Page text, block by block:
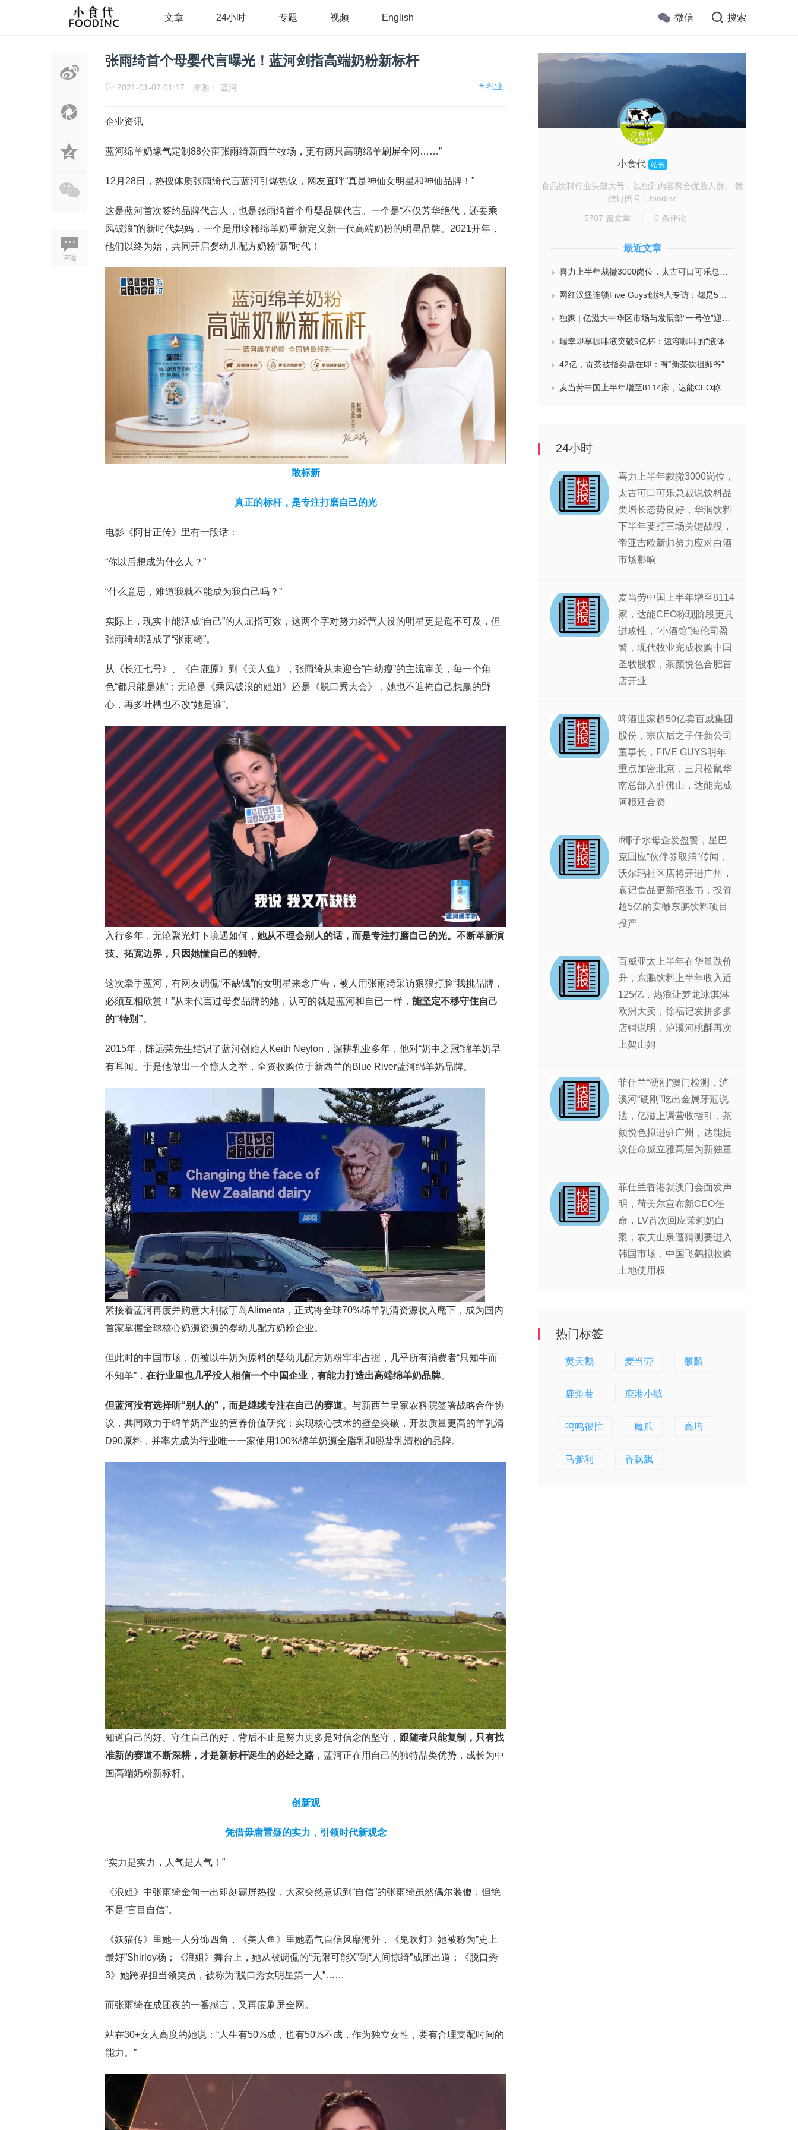
文章 24小时 专题 视频 English 微信 搜索
评论
张雨绮首个母婴代言曝光！蓝河剑指高端奶粉新标杆
# 乳业
2021-01-02 01:17 来源： 蓝河
企业资讯
蓝河绵羊奶壕气定制88公亩张雨绮新西兰牧场，更有两只高萌绵羊刷屏全网……”
12月28日，热搜体质张雨绮代言蓝河引爆热议，网友直呼“真是神仙女明星和神仙品牌！”
这是蓝河首次签约品牌代言人，也是张雨绮首个母婴品牌代言。一个是“不仅芳华绝代，还要乘
风破浪”的新时代妈妈，一个是用珍稀绵羊奶重新定义新一代高端奶粉的明星品牌。2021开年，
他们以终为始，共同开启婴幼儿配方奶粉“新”时代！
敢标新
真正的标杆，是专注打磨自己的光
电影《阿甘正传》里有一段话：
“你以后想成为什么人？”
“什么意思，难道我就不能成为我自己吗？”
实际上，现实中能活成“自己”的人屈指可数，这两个字对努力经营人设的明星更是遥不可及，但
张雨绮却活成了“张雨绮”。
从《长江七号》、《白鹿原》到《美人鱼》，张雨绮从未迎合“白幼瘦”的主流审美，每一个角
色“都只能是她”；无论是《乘风破浪的姐姐》还是《脱口秀大会》，她也不遮掩自己想赢的野
心，再多吐槽也不改“她是谁”。
入行多年，无论聚光灯下境遇如何， 她从不理会别人的话，而是专注打磨自己的光。不断革新演
技、拓宽边界，只因她懂自己的独特。
这次牵手蓝河，有网友调侃“不缺钱”的女明星来念广告，被人用张雨绮采访狠狠打脸“我挑品牌，
必须互相欣赏！”从未代言过母婴品牌的她，认可的就是蓝河和自已一样， 能坚定不移守住自己
的“特别”。
2015年，陈远荣先生结识了蓝河创始人Keith Neylon，深耕乳业多年，他对“奶中之冠”绵羊奶早
有耳闻。于是他做出一个惊人之举，全资收购位于新西兰的Blue River蓝河绵羊奶品牌。
紧接着蓝河再度并购意大利撒丁岛Alimenta，正式将全球70%绵羊乳清资源收入麾下，成为国内
首家掌握全球核心奶源资源的婴幼儿配方奶粉企业。
但此时的中国市场，仍被以牛奶为原料的婴幼儿配方奶粉牢牢占据，几乎所有消费者“只知牛而
不知羊”， 在行业里也几乎没人相信一个中国企业，有能力打造出高端绵羊奶品牌。
但蓝河没有选择听“别人的”，而是继续专注在自己的赛道。与新西兰皇家农科院签署战略合作协
议，共同致力于绵羊奶产业的营养价值研究；实现核心技术的壁垒突破，开发质量更高的羊乳清
D90原料，并率先成为行业唯一一家使用100%绵羊奶源全脂乳和脱盐乳清粉的品牌。
知道自己的好、守住自己的好，背后不止是努力更多是对信念的坚守， 跟随者只能复制，只有找
准新的赛道不断深耕，才是新标杆诞生的必经之路 ，蓝河正在用自己的独特品类优势，成长为中
国高端奶粉新标杆。
创新观
凭借毋庸置疑的实力，引领时代新观念
“实力是实力，人气是人气！”
《浪姐》中张雨绮金句一出即刻霸屏热搜，大家突然意识到“自信”的张雨绮虽然偶尔装傻，但绝
不是“盲目自信”。
《妖猫传》里她一人分饰四角，《美人鱼》里她霸气自信风靡海外，《鬼吹灯》她被称为”史上
最好”Shirley杨；《浪姐》舞台上，她从被调侃的“无限可能X”到“人间惊绮”成团出道；《脱口秀
3》她跨界担当领笑员，被称为“脱口秀女明星第一人”……
而张雨绮在成团夜的一番感言，又再度刷屏全网。
站在30+女人高度的她说：“人生有50%成，也有50%不成，作为独立女性，要有合理支配时间的
能力。”
小食代 站长
食品饮料行业头部大号，以独到内容聚合优质人群。 微
信订阅号：foodinc
5707 篇文章 0 条评论
最近文章
喜力上半年裁撤3000岗位，太古可口可乐总裁说饮料品类增长态势良好，华润饮料下半年要打三场关键战役，帝亚吉欧新帅努力应对白酒市场影响
网红汉堡连锁Five Guys创始人专访：都是5个儿子和妻子在打理，绝不会与麦当劳正面竞争，要公司上市或卖盘的建议不时出现
独家 | 亿滋大中华区市场与发展部“一号位”迎来新变动，曲向明将卸任
瑞幸即享咖啡液突破9亿杯：速溶咖啡的“液体时代”是如何炼成的？
42亿，贡茶被指卖盘在即：有“新茶饮祖师爷”之称，贝恩资本拟接手
麦当劳中国上半年增至8114家，达能CEO称现阶段更具进攻性，“小酒馆”海伦司盈警，现代牧业完成收购中国圣牧股权，茶颜悦色合肥首店开业
24小时
喜力上半年裁撤3000岗位，
太古可口可乐总裁说饮料品
类增长态势良好，华润饮料
下半年要打三场关键战役，
帝亚吉欧新帅努力应对白酒
市场影响
麦当劳中国上半年增至8114
家，达能CEO称现阶段更具
进攻性，“小酒馆”海伦司盈
警，现代牧业完成收购中国
圣牧股权，茶颜悦色合肥首
店开业
啤酒世家超50亿卖百威集团
股份，宗庆后之子任新公司
董事长，FIVE GUYS明年
重点加密北京，三只松鼠华
南总部入驻佛山，达能完成
阿根廷合资
if椰子水母企发盈警，星巴
克回应“伙伴券取消”传闻，
沃尔玛社区店将开进广州，
袁记食品更新招股书，投资
超5亿的安徽东鹏饮料项目
投产
百威亚太上半年在华量跌价
升，东鹏饮料上半年收入近
125亿，热浪让梦龙冰淇淋
欧洲大卖，徐福记发拼多多
店铺说明，泸溪河桃酥再次
上架山姆
菲仕兰“硬刚”澳门检测，泸
溪河“硬刚”吃出金属牙冠说
法，亿滋上调营收指引，茶
颜悦色拟进驻广州，达能提
议任命威立雅高层为新独董
菲仕兰香港就澳门会面发声
明，荷美尔宣布新CEO任
命，LV首次回应茉莉奶白
案，农夫山泉遭猜测要进入
韩国市场，中国飞鹤拟收购
土地使用权
热门标签
黄天鹅 麦当劳 麒麟
鹿角巷 鹿港小镇
鸣鸣很忙 魔爪 高培
马爹利 香飘飘